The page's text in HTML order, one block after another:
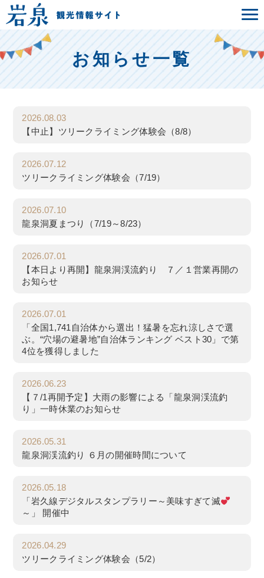
お知らせ一覧
2026.08.03
【中止】ツリークライミング体験会（8/8）
2026.07.12
ツリークライミング体験会（7/19）
2026.07.10
龍泉洞夏まつり（7/19～8/23）
2026.07.01
【本日より再開】龍泉洞渓流釣り ７／１営業再開の
お知らせ
2026.07.01
「全国1,741自治体から選出！猛暑を忘れ涼しさで選
ぶ。“穴場の避暑地”自治体ランキング ベスト30」で第
4位を獲得しました
2026.06.23
【７/1再開予定】大雨の影響による「龍泉洞渓流釣
り」一時休業のお知らせ
2026.05.31
龍泉洞渓流釣り ６月の開催時間について
2026.05.18
「岩久線デジタルスタンプラリー～美味すぎて滅
～」 開催中
2026.04.29
ツリークライミング体験会（5/2）